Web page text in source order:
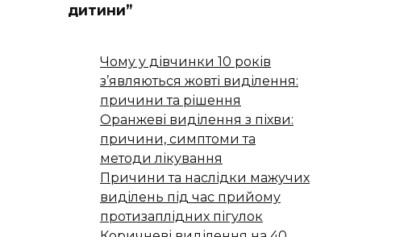
дитини”
Чому у дівчинки 10 років
з’являються жовті виділення:
причини та рішення
Оранжеві виділення з піхви:
причини, симптоми та
методи лікування
Причини та наслідки мажучих
виділень під час прийому
протизаплідних пігулок